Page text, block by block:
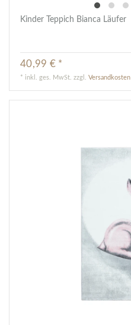
Kinder Teppich Bianca Läufer
40,99 € *
* inkl. ges. MwSt. zzgl.Versandkosten